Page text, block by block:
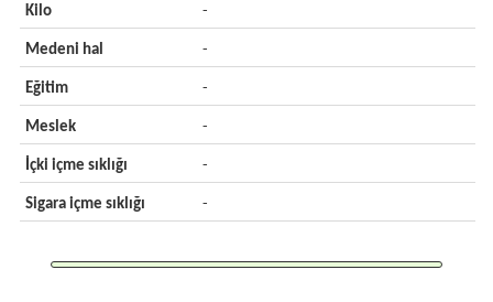
Kilo -
Medeni hal -
Eğitim -
Meslek -
İçki içme sıklığı -
Sigara içme sıklığı -